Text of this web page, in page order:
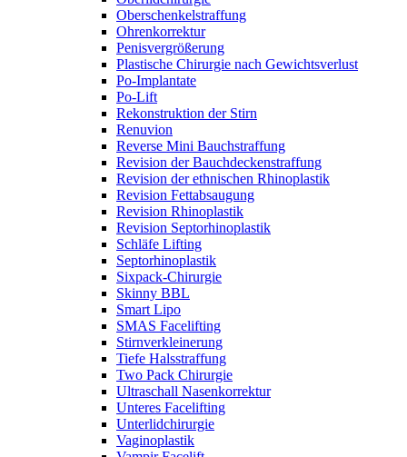
Oberschenkelstraffung
Ohrenkorrektur
Penisvergrößerung
Plastische Chirurgie nach Gewichtsverlust
Po-Implantate
Po-Lift
Rekonstruktion der Stirn
Renuvion
Reverse Mini Bauchstraffung
Revision der Bauchdeckenstraffung
Revision der ethnischen Rhinoplastik
Revision Fettabsaugung
Revision Rhinoplastik
Revision Septorhinoplastik
Schläfe Lifting
Septorhinoplastik
Sixpack-Chirurgie
Skinny BBL
Smart Lipo
SMAS Facelifting
Stirnverkleinerung
Tiefe Halsstraffung
Two Pack Chirurgie
Ultraschall Nasenkorrektur
Unteres Facelifting
Unterlidchirurgie
Vaginoplastik